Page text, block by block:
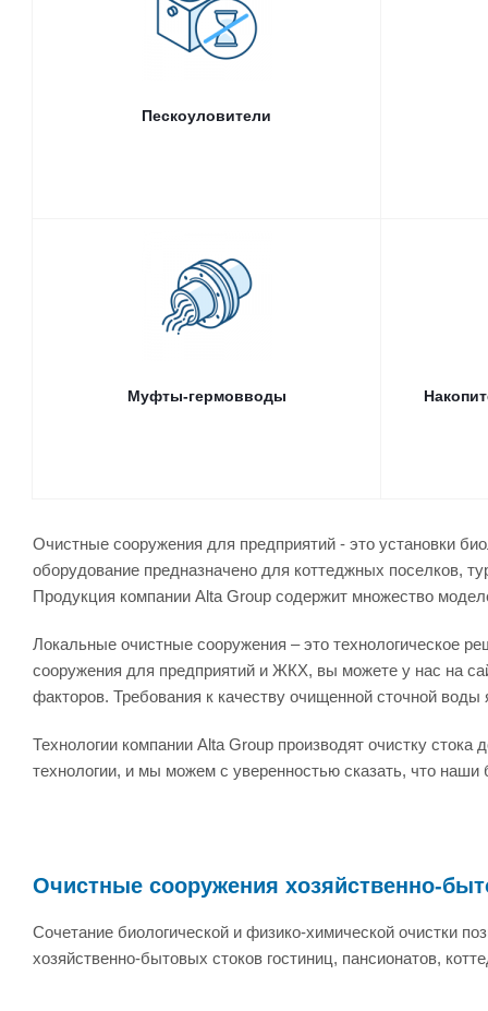
Пескоуловители
Промышленные пескоуловители
Пескоуловители для ливневой канализации
Муфты-гермовводы
Очистные сооружения для предприятий - это установки
оборудование предназначено для коттеджных поселков,
Продукция компании Alta Group содержит множество
Локальные очистные сооружения – это технологическое
сооружения для предприятий и ЖКХ, вы можете у нас на
факторов. Требования к качеству очищенной сточной
Технологии компании Alta Group производят очистку
технологии, и мы можем с уверенностью сказать, что
Очистные сооружения хозяйственно-
Сочетание биологической и физико-химической очистки
хозяйственно-бытовых стоков гостиниц, пансионатов,